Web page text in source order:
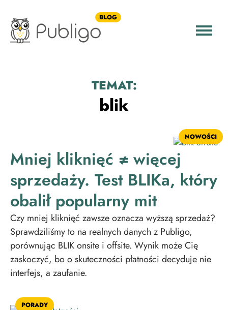
BLOG
TEMAT:
blik
NOWOŚCI
Mniej kliknięć ≠ więcej
sprzedaży. Test BLIKa, który
obalił popularny mit
Czy mniej kliknięć zawsze oznacza wyższą sprzedaż?
Sprawdziliśmy to na realnych danych z Publigo,
porównując BLIK onsite i offsite. Wynik może Cię
zaskoczyć, bo o skuteczności płatności decyduje nie
interfejs, a zaufanie.
PORADY